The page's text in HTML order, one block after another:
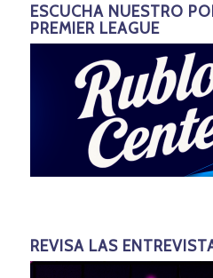
ESCUCHA NUESTRO
PREMIER LEAGUE
REVISA LAS